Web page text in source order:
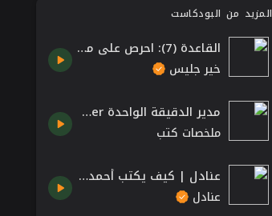
المزيد من البودكاست
القاعدة (7): احرص على ملاحقة ما له معنى حقيقي – كتاب 12 قاعدة للحياة بقلم جوردان بيترسون
خير جليس
مدير الدقيقة الواحدة The One Minute Manager كتاب من قبل سبنسر جونسون وكين بلانشارد
ملخصات كتب
عنادل | كيف يكتب أحمد شوقي الشعر؟
عنادل